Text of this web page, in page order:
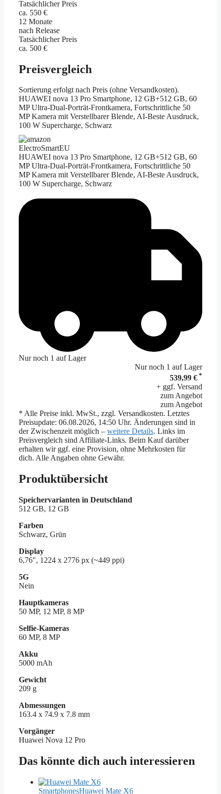
Tatsächlicher Preis
ca. 550 €
12 Monate
nach Release
Tatsächlicher Preis
ca. 500 €
Preisvergleich
Sortierung erfolgt nach Preis (ohne Versandkosten).
HUAWEI nova 13 Pro Smartphone, 12 GB+512 GB, 60
MP Ultra-Dual-Porträt-Frontkamera, Fortschrittliche 50
MP Kamera mit Verstellbarer Blende, AI-Beste Ausdruck,
100 W Supercharge, Schwarz
ElectroSmartEU
HUAWEI nova 13 Pro Smartphone, 12 GB+512 GB, 60
MP Ultra-Dual-Porträt-Frontkamera, Fortschrittliche 50
MP Kamera mit Verstellbarer Blende, AI-Beste Ausdruck,
100 W Supercharge, Schwarz
Nur noch 1 auf Lager
Nur noch 1 auf Lager
539,99 € *
+ ggf. Versand
zum Angebot
zum Angebot
* Alle Preise inkl. MwSt., zzgl. Versandkosten. Letztes
Preisupdate: 06.08.2026, 14:50 Uhr. Änderungen sind in
der Zwischenzeit möglich – weitere Details. Links im
Preisvergleich sind Affiliate-Links. Beim Kauf darüber
erhalten wir ggf. eine Provision, ohne Mehrkosten für
dich. Alle Angaben ohne Gewähr.
Produktübersicht
Speichervarianten in Deutschland
512 GB, 12 GB
Farben
Schwarz, Grün
Display
6,76", 1224 x 2776 px (~449 ppi)
5G
Nein
Hauptkameras
50 MP, 12 MP, 8 MP
Selfie-Kameras
60 MP, 8 MP
Akku
5000 mAh
Gewicht
209 g
Abmessungen
163.4 x 74.9 x 7.8 mm
Vorgänger
Huawei Nova 12 Pro
Das könnte dich auch interessieren
SmartphonesHuawei Mate X6